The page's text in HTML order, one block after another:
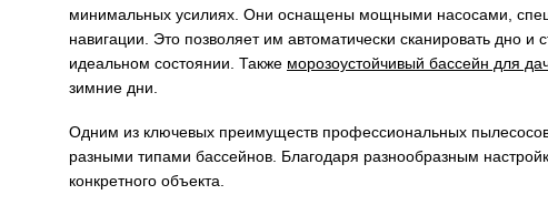
минимальных усилиях. Они оснащены мощными насосами,
навигации. Это позволяет им автоматически сканировать дно
идеальном состоянии. Также морозоустойчивый бассейн для
зимние дни.
Одним из ключевых преимуществ профессиональных
разными типами бассейнов. Благодаря разнообразным
конкретного объекта.